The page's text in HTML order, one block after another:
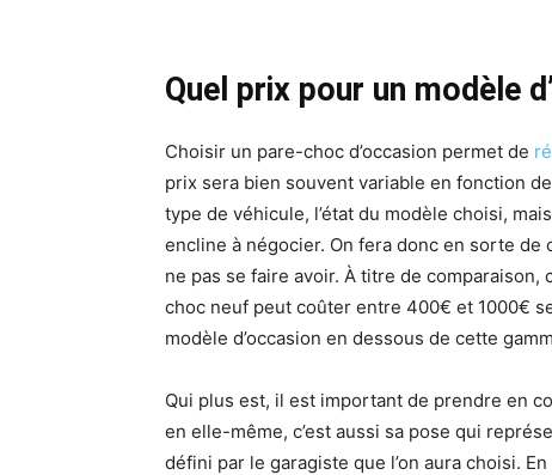
Quel prix pour un modèle
Choisir un pare-choc d’occasion permet de
prix sera bien souvent variable en fonction
type de véhicule, l’état du modèle choisi,
encline à négocier. On fera donc en sorte
ne pas se faire avoir. À titre de
choc neuf peut coûter entre 400€ et 1000€
modèle d’occasion en dessous de cette
Qui plus est, il est important de prendre en
en elle-même, c’est aussi sa pose qui
défini par le garagiste que l’on aura choisi.